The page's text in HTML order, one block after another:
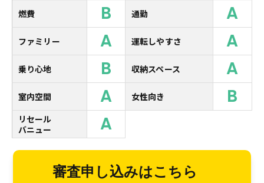
燃費 B 通勤 A
ファミリー A 運転しやすさ A
乗り心地 B 収納スペース A
室内空間 A 女性向き B
リセール
バニュー
A
審査申し込みはこちら